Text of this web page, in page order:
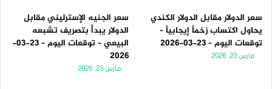
سعر الدولار مقابل الدولار الكندي
يحاول اكتساب زخماً إيجابياً –
توقعات اليوم – 23-03-2026
مارس 23, 2026
سعر الجنيه الإسترليني مقابل
الدولار يبدأ بتصريف تشبعه
البيعي – توقعات اليوم – 23-03-
2026
مارس 23, 2026